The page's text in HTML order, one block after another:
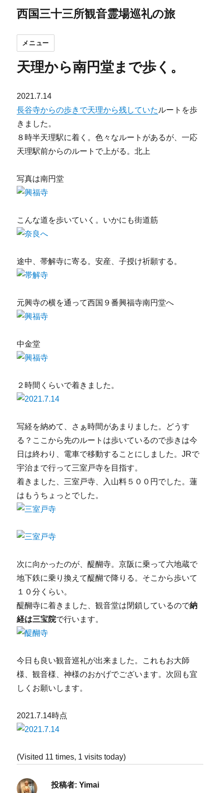
西国三十三所観音霊場巡礼の旅
メニュー
天理から南円堂まで歩く。
2021.7.14
長谷寺からの歩きで天理から残していた ルートを歩
きました。
８時半天理駅に着く。色々なルートがあるが、一応
天理駅前からのルートで上がる。北上
写真は南円堂
こんな道を歩いていく。いかにも街道筋
途中、帯解寺に寄る。安産、子授け祈願する。
元興寺の横を通って西国９番興福寺南円堂へ
中金堂
２時間くらいで着きました。
写経を納めて、さぁ時間があまりました。どうす
る？ここから先のルートは歩いているので歩きは今
日は終わり、電車で移動することにしました。JRで
宇治まで行って三室戸寺を目指す。
着きました、三室戸寺、入山料５００円でした。蓮
はもうちょっとでした。
次に向かったのが、醍醐寺。京阪に乗って六地蔵で
地下鉄に乗り換えて醍醐で降りる。そこから歩いて
１０分くらい。
醍醐寺に着きました、観音堂は閉鎖しているので納
経は三宝院で行います。
今日も良い観音巡礼が出来ました。これもお大師
様、観音様、神様のおかげでございます。次回も宜
しくお願いします。
2021.7.14時点
(Visited 11 times, 1 visits today)
投稿者: Yimai